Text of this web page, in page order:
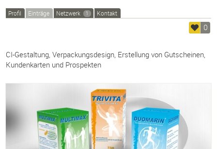
Profil Einträge Netzwerk 1 Kontakt
0
CI-Gestaltung, Verpackungsdesign, Erstellung von Gutscheinen,
Kundenkarten und Prospekten